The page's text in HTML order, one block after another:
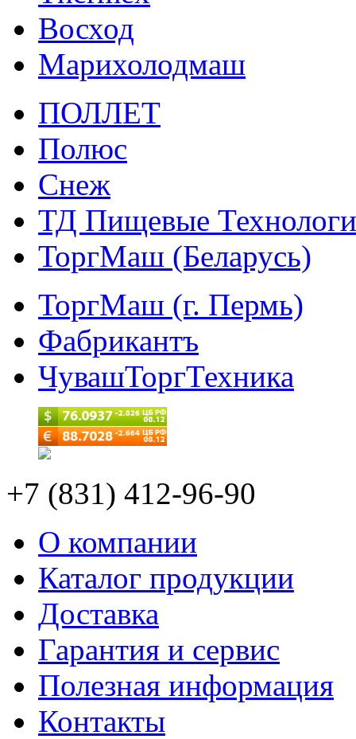
Восход
Марихолодмаш
ПОЛЛЕТ
Полюс
Снеж
ТД Пищевые
ТоргМаш (Беларусь)
ТоргМаш (г. Пермь)
Фабрикантъ
ЧувашТоргТехника
+7 (831) 412-96-90
О компании
Каталог продукции
Доставка
Гарантия и сервис
Полезная информация
Контакты